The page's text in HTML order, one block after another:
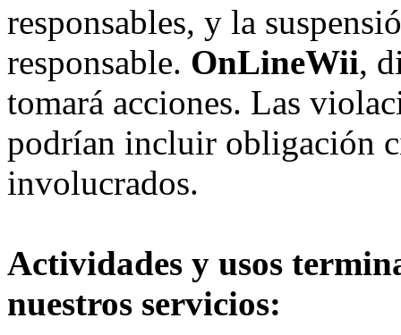
responsables, y la
responsable. OnLineWii,
tomará acciones. Las
podrían incluir obligación
involucrados.
Actividades y usos
nuestros servicios: